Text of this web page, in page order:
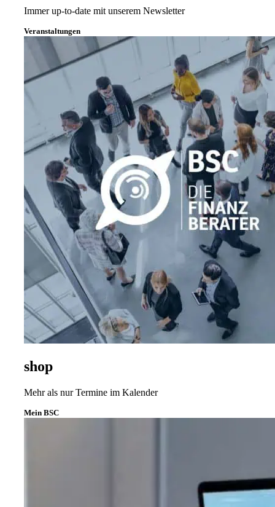
Immer up-to-date mit unserem Newsletter
Veranstaltungen
shop
Mehr als nur Termine im Kalender
Mein BSC